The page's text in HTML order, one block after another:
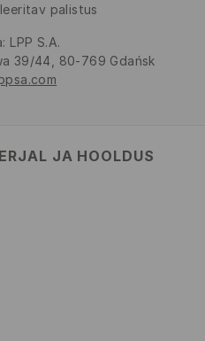
palistus
: LPP S.A.
39/44, 80-769 Gdańsk
JA HOOLDUS